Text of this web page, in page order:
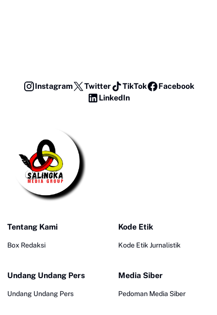
Instagram Twitter TikTok
Facebook
LinkedIn
Tentang Kami
Box Redaksi
Kode Etik
Kode Etik Jurnalistik
Undang Undang Pers
Undang Undang Pers
Media Siber
Pedoman Media Siber